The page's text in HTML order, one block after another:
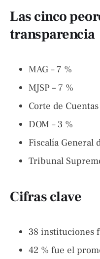
Las cinco
transparencia
MAG – 7 %
MJSP – 7 %
Corte de Cuentas
DOM – 3 %
Fiscalía General
Tribunal
Cifras clave
38 instituciones
42 % fue el